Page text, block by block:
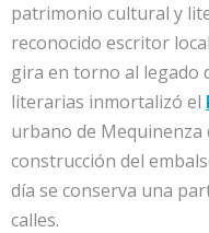
patrimonio cultural y
reconocido escritor local
gira en torno al legado
literarias inmortalizó el
urbano de Mequinenza
construcción del
día se conserva una
calles.